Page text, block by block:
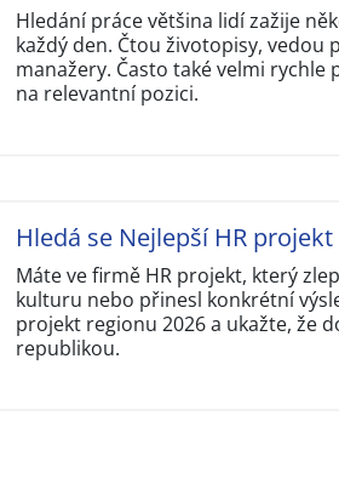
Hledání práce většina lidí zažije
každý den. Čtou životopisy,
manažery. Často také velmi
na relevantní pozici.
Hledá se Nejlepší HR
Máte ve firmě HR projekt, který
kulturu nebo přinesl konkrétní
projekt regionu 2026 a ukažte, že
republikou.